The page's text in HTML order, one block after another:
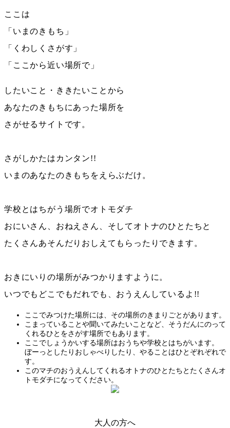
ここは
「 いまのきもち 」
「
くわしくさがす 」
「 ここから近い場所で 」
したいこと・ ききたい ことから
あなたのきもちにあった場所を
さがせるサイトです。
さがしかたはカンタン!!
いまのあなたのきもちをえらぶだけ。
学校 とはちがう 場所でオトモダチ
おにいさん、おねえさん、そしてオトナのひとたちと
たくさんあそんだりおしえてもらったりできます。
おきにいりの場所がみつかりますように。
いつでもどこでもだれでも、おうえんしているよ!!
ここでみつけた場所には、その場所のきまりごと があります。
こまっていることや聞いてみたいことなど、 そうだんにのって
くれるひと をさがす場所でもあります。
ここでしょうかいする場所はおうちや学校 とはちがいます。
ぼーっ としたり おしゃべり したり、やることはひとぞれぞれで
す。
このマチのおうえんしてくれるオトナのひとたちとたくさんオ
トモダチになってください。
大人の方へ